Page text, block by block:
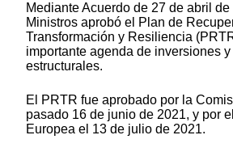
Mediante Acuerdo de 27 de abril
Ministros aprobó el Plan de
Transformación y Resiliencia
importante agenda de inversiones
estructurales.
El PRTR fue aprobado por la
pasado 16 de junio de 2021, y por
Europea el 13 de julio de 2021.